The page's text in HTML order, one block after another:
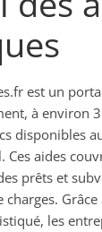
est un
à environ
disponibles
Ces aides
prêts et
charges.
les